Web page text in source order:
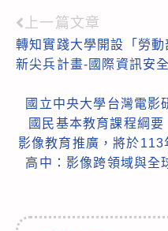
Read
more
上一篇文章
轉知實踐大學開設「勞
新尖兵計畫-國際資訊安
國立中央大學台灣電影
國民基本教育課程綱
影像教育推廣，將於
高中：影像跨領域與全